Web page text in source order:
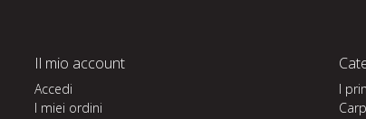
Il mio account
Accedi
I miei ordini
I